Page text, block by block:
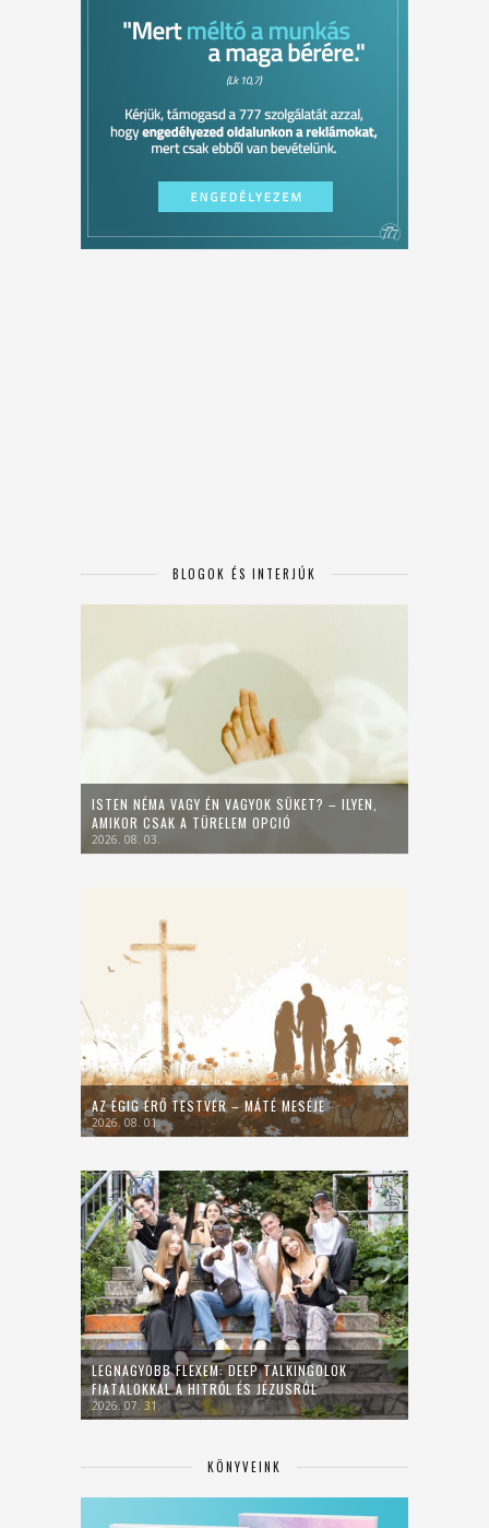
BLOGOK ÉS INTERJÚK
ISTEN NÉMA VAGY ÉN VAGYOK SÜKET? – ILYEN,
AMIKOR CSAK A TÜRELEM OPCIÓ
2026. 08. 03.
AZ ÉGIG ÉRŐ TESTVÉR – MÁTÉ MESÉJE
2026. 08. 01.
LEGNAGYOBB FLEXEM: DEEP TALKINGOLOK
FIATALOKKAL A HITRŐL ÉS JÉZUSRÓL
2026. 07. 31.
KÖNYVEINK